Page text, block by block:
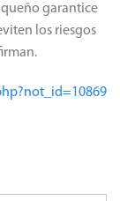
garantice
los riesgos